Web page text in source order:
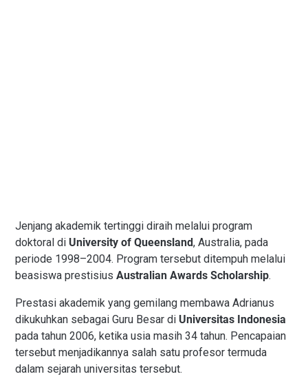
Jenjang akademik tertinggi diraih melalui program
doktoral di University of Queensland, Australia, pada
periode 1998–2004. Program tersebut ditempuh melalui
beasiswa prestisius Australian Awards Scholarship.
Prestasi akademik yang gemilang membawa Adrianus
dikukuhkan sebagai Guru Besar di Universitas Indonesia
pada tahun 2006, ketika usia masih 34 tahun. Pencapaian
tersebut menjadikannya salah satu profesor termuda
dalam sejarah universitas tersebut.